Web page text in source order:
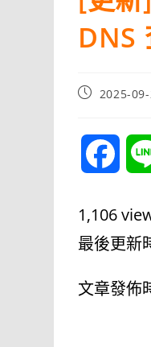
DNS
Post2025-
1,106
最後更新
文章發佈